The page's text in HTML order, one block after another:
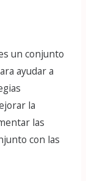
un conjunto
ayudar a
la
las
con las